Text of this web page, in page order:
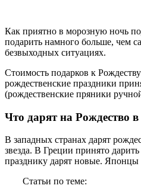
Как приятно в морозную ночь
подарить намного больше, чем
безвыходных ситуациях.
Стоимость подарков к
рождественские праздники
(рождественские пряники
Что дарят на Рождество
В западных странах дарят
звезда. В Греции принято
празднику дарят новые.
Статьи по теме: